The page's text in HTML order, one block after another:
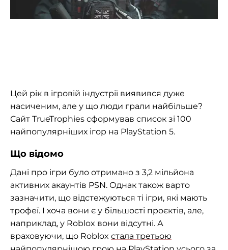
Цей рік в ігровій індустрії виявився дуже
насиченим, але у що люди грали найбільше?
Сайт TrueTrophies сформував список зі 100
найпопулярніших ігор на PlayStation 5.
Що відомо
Дані про ігри було отримано з 3,2 мільйона
активних акаунтів PSN. Однак також варто
зазначити, що відстежуються ті ігри, які мають
трофеї. І хоча вони є у більшості проєктів, але,
наприклад, у Roblox вони відсутні. А
враховуючи, що Roblox стала третьою